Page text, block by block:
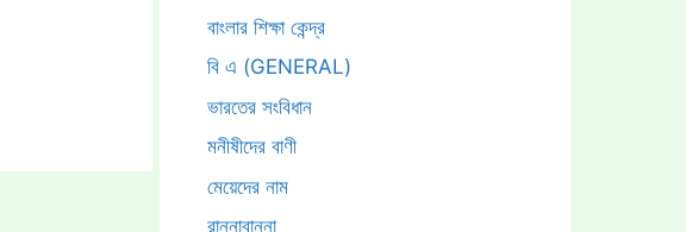
বাংলার শিক্ষা কেন্দ্র
বি এ (GENERAL)
ভারতের সংবিধান
মনীষীদের বাণী
মেয়েদের নাম
রান্নাবান্না